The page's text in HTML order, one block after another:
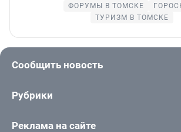
ФОРУМЫ В ТОМСКЕ
ТУРИЗМ В ТОМСКЕ
Сообщить новость
Рубрики
Реклама на сайте